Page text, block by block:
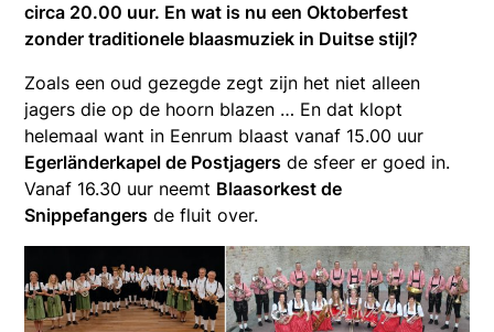
circa 20.00 uur. En wat is nu een Oktoberfest
zonder traditionele blaasmuziek in Duitse stijl?
Zoals een oud gezegde zegt zijn het niet alleen
jagers die op de hoorn blazen … En dat klopt
helemaal want in Eenrum blaast vanaf 15.00 uur
Egerländerkapel de Postjagers de sfeer er goed in.
Vanaf 16.30 uur neemt Blaasorkest de
Snippefangers de fluit over.